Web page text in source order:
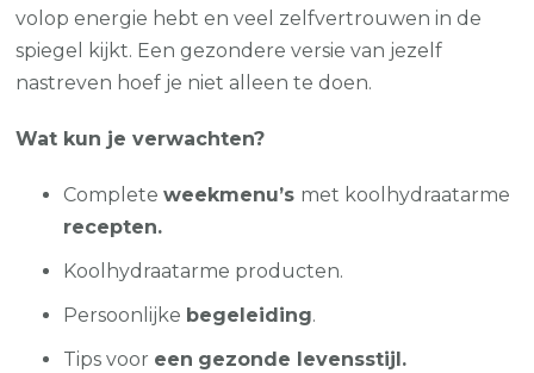
volop energie hebt en veel zelfvertrouwen in de
spiegel kijkt. Een gezondere versie van jezelf
nastreven hoef je niet alleen te doen.
Wat kun je verwachten?
Completeweekmenu’s met koolhydraatarme
recepten.
Koolhydraatarme producten.
Persoonlijke begeleiding.
Tips voor een gezonde levensstijl.